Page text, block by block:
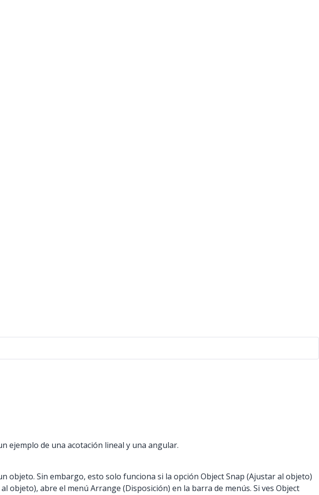
ejemplo de una acotación lineal y una angular.
objeto. Sin embargo, esto solo funciona si la opción Object Snap (Ajustar al objeto)
abre el menú Arrange (Disposición) en la barra de menús. Si ves Object